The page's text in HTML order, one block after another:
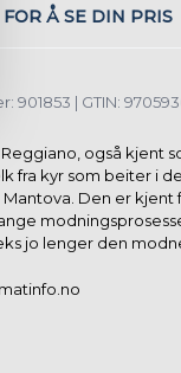
FOR Å SE DIN PRIS
901853 | GTIN:
også kjent
fra kyr som beiter i
Den er kjent
jo lenger den